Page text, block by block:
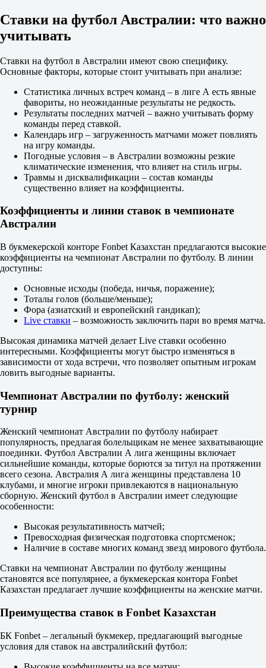
8.50
Сент-Джордж Сити
-
Рокдейл Илинден
Завтра в 12:15
3.55
3.50
1.85
1.75
1.20
1.43
-1
2.65
Б
М
2.5
1.90
Обе забьют
1.70
2.02
ИТ 1
Б
М
1.42
2.65
Б
М
0.5
1.16
4.30
Вуллонгонг Вульвз
-
Сидней Юнайтед
3.90
3.85
1.68
12
X2
1.95
1.17
1
2
1.58
Ставки на футбол Австралии: что важно
учитывать
Ставки на футбол в Австралии имеют свою специфику.
Основные факторы, которые стоит учитывать при анализе:
Статистика личных встреч команд – в лиге А есть явные
фавориты, но неожиданные результаты не редкость.
Результаты последних матчей – важно учитывать форму
команды перед ставкой.
Календарь игр – загруженность матчами может повлиять
на игру команды.
Погодные условия – в Австралии возможны резкие
климатические изменения, что влияет на стиль игры.
Травмы и дисквалификации – состав команды
существенно влияет на коэффициенты.
Коэффициенты и линии ставок в чемпионате
Австралии
В букмекерской конторе Fonbet Казахстан предлагаются высокие
коэффициенты на чемпионат Австралии по футболу. В линии
доступны:
Основные исходы (победа, ничья, поражение);
Тоталы голов (больше/меньше);
Фора (азиатский и европейский гандикап);
Live ставки – возможность заключить пари во время матча.
Высокая динамика матчей делает Live ставки особенно
интересными. Коэффициенты могут быстро изменяться в
зависимости от хода встречи, что позволяет опытным игрокам
ловить выгодные варианты.
Чемпионат Австралии по футболу: женский
турнир
Женский чемпионат Австралии по футболу набирает
популярность, предлагая болельщикам не менее захватывающие
поединки. Футбол Австралии А лига женщины включает
сильнейшие команды, которые борются за титул на протяжении
всего сезона. Австралия А лига женщины представлена 10
клубами, и многие игроки привлекаются в национальную
сборную. Женский футбол в Австралии имеет следующие
особенности:
Высокая результативность матчей;
Превосходная физическая подготовка спортсменок;
Наличие в составе многих команд звезд мирового футбола.
Ставки на чемпионат Австралии по футболу женщины
становятся все популярнее, а букмекерская контора Fonbet
Казахстан предлагает лучшие коэффициенты на женские матчи.
Преимущества ставок в Fonbet Казахстан
БК Fonbet – легальный букмекер, предлагающий выгодные
условия для ставок на австралийский футбол: